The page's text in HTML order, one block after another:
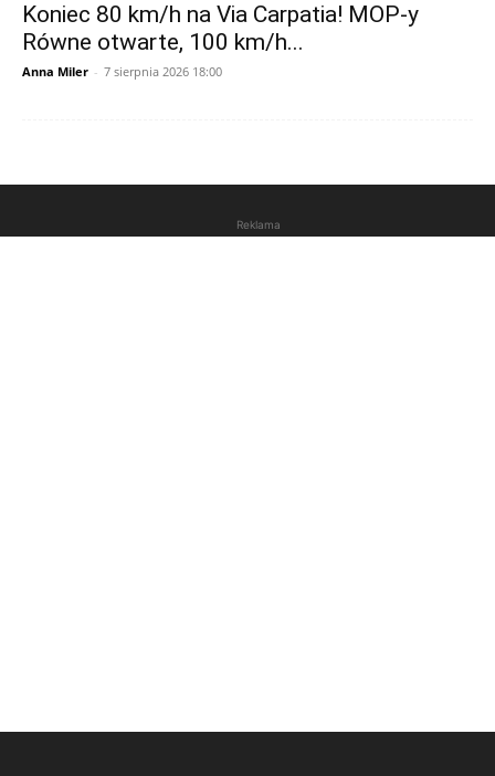
Koniec 80 km/h na Via Carpatia! MOP-y
Równe otwarte, 100 km/h...
Anna Miler - 7 sierpnia 2026 18:00
Reklama